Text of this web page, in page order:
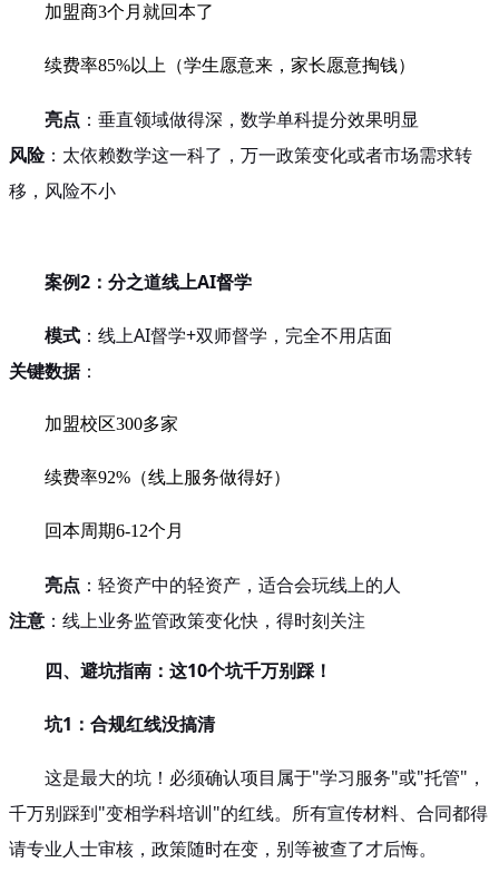
加盟商3个月就回本了
续费率85%以上（学生愿意来，家长愿意掏钱）
亮点 ：垂直领域做得深，数学单科提分效果明显
风险：太依赖数学这一科了，万一政策变化或者市场需求转
移，风险不小
案例2：分之道线上AI督学
模式 ：线上AI督学+双师督学，完全不用店面
关键数据：
加盟校区300多家
续费率92%（线上服务做得好）
回本周期6-12个月
亮点 ：轻资产中的轻资产，适合会玩线上的人
注意 ：线上业务监管政策变化快，得时刻关注
四、避坑指南：这10个坑千万别踩！
坑1：合规红线没搞清
这是最大的坑！必须确认项目属于"学习服务"或"托管"，
千万别踩到"变相学科培训"的红线。所有宣传材料、合同都得
请专业人士审核，政策随时在变，别等被查了才后悔。